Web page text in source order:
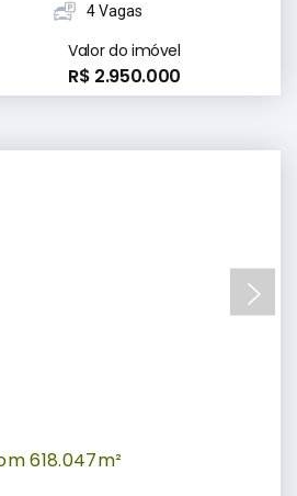
4 Vagas
Valor do imóvel
R$ 2.950.000
618.047m²